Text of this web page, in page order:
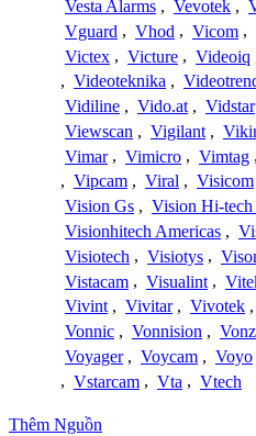
Vesta Alarms , Vevotek ,
Vguard , Vhod , Vicom ,
Victex , Victure , Videoiq
, Videoteknika ,
Vidiline , Vido.at , Vidstar
Viewscan , Vigilant ,
Vimar , Vimicro , Vimtag ,
, Vipcam , Viral , Visicom
Vision Gs , Vision Hi-tech
Visionhitech Americas ,
Visiotech , Visiotys ,
Vistacam , Visualint ,
Vivint , Vivitar , Vivotek ,
Vonnic , Vonnision , Vonz
Voyager , Voycam , Voyo
, Vstarcam , Vta , Vtech
Thêm Nguồn